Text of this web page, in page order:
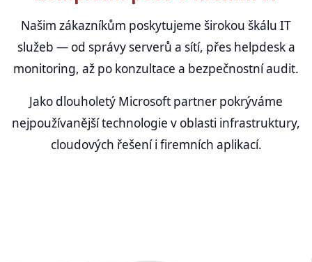
Našim zákazníkům poskytujeme širokou škálu IT
služeb — od správy serverů a sítí, přes helpdesk a
monitoring, až po konzultace a bezpečnostní audit.
Jako dlouholetý Microsoft partner pokrýváme
nejpoužívanější technologie v oblasti infrastruktury,
cloudových řešení i firemních aplikací.